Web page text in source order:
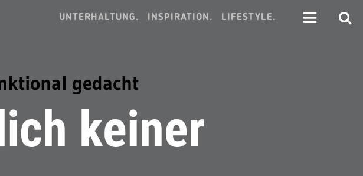
UNTERHALTUNG. INSPIRATION. LIFESTYLE.
gedacht
keiner